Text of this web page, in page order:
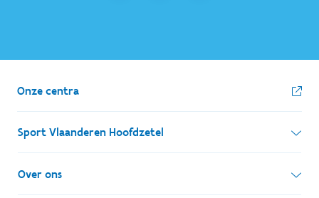
Onze centra
Sport Vlaanderen Hoofdzetel
Simon Bolivarlaan 17
Over ons